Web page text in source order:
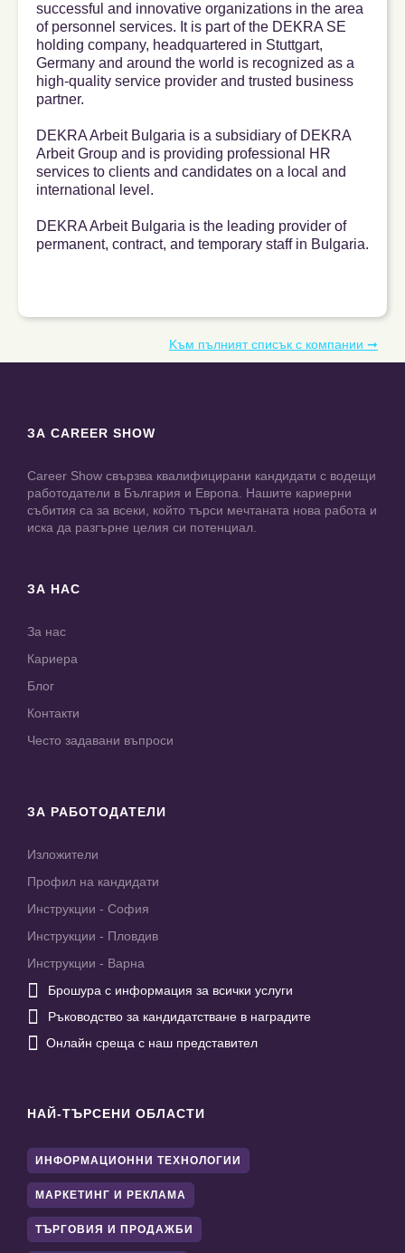
successful and innovative organizations in the area
of personnel services. It is part of the DEKRA SE
holding company, headquartered in Stuttgart,
Germany and around the world is recognized as a
high-quality service provider and trusted business
partner.
DEKRA Arbeit Bulgaria is a subsidiary of DEKRA
Arbeit Group and is providing professional HR
services to clients and candidates on a local and
international level.
DEKRA Arbeit Bulgaria is the leading provider of
permanent, contract, and temporary staff in Bulgaria.
Kъм пълният списък с компании ➞
ЗА CAREER SHOW
Career Show свързва квалифицирани кандидати с водещи
работодатели в България и Европа. Нашите кариерни
събития са за всеки, който търси мечтаната нова работа и
иска да разгърне целия си потенциал.
ЗА НАС
За нас
Кариера
Блог
Контакти
Често задавани въпроси
ЗА РАБОТОДАТЕЛИ
Изложители
Профил на кандидати
Инструкции - София
Инструкции - Пловдив
Инструкции - Варна
 Брошура с информация за всички услуги
 Ръководство за кандидатстване в наградите
 Онлайн среща с наш представител
НАЙ-ТЪРСЕНИ ОБЛАСТИ
ИНФОРМАЦИОННИ ТЕХНОЛОГИИ
МАРКЕТИНГ И РЕКЛАМА
ТЪРГОВИЯ И ПРОДАЖБИ